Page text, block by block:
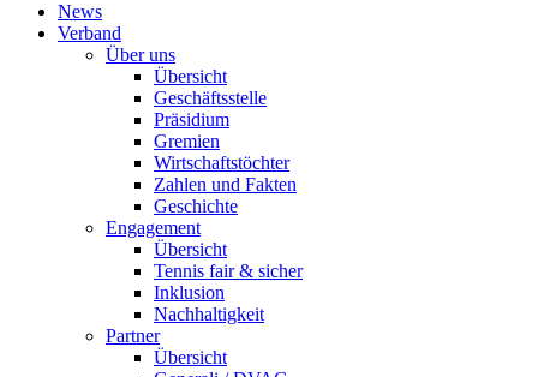
News
Verband
Über uns
Übersicht
Geschäftsstelle
Präsidium
Gremien
Wirtschaftstöchter
Zahlen und Fakten
Geschichte
Engagement
Übersicht
Tennis fair & sicher
Inklusion
Nachhaltigkeit
Partner
Übersicht